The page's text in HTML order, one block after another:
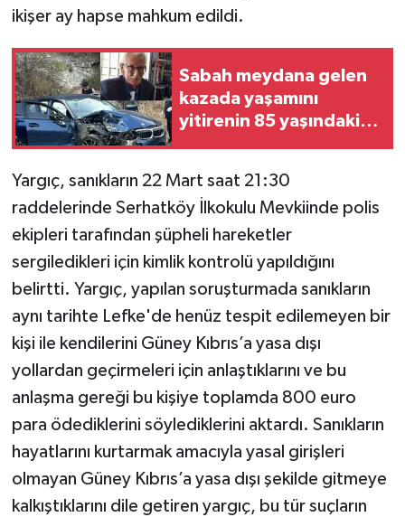
ikişer ay hapse mahkum edildi.
Sabah meydana gelen
kazada yaşamını
yitirenin 85 yaşındaki
Yargıç, sanıkların 22 Mart saat 21:30
raddelerinde Serhatköy İlkokulu Mevkiinde polis
ekipleri tarafından şüpheli hareketler
sergiledikleri için kimlik kontrolü yapıldığını
belirtti. Yargıç, yapılan soruşturmada sanıkların
aynı tarihte Lefke'de henüz tespit edilemeyen bir
kişi ile kendilerini Güney Kıbrıs’a yasa dışı
yollardan geçirmeleri için anlaştıklarını ve bu
anlaşma gereği bu kişiye toplamda 800 euro
para ödediklerini söylediklerini aktardı. Sanıkların
hayatlarını kurtarmak amacıyla yasal girişleri
olmayan Güney Kıbrıs’a yasa dışı şekilde gitmeye
kalkıştıklarını dile getiren yargıç, bu tür suçların